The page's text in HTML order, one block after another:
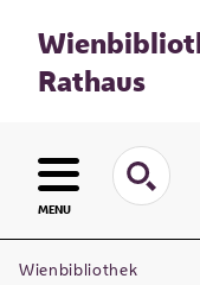
Rathaus
MENU
Wienbibliothek